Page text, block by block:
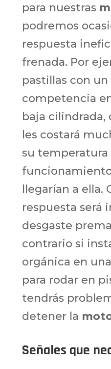
para nuestras
podremos
respuesta
frenada. Por
pastillas con
competencia
baja cilindrada,
les costará
su
llegarían a ella.
respuesta será
desgaste
contrario si
orgánica en una
para rodar en
tendrás
detener la
Señales que